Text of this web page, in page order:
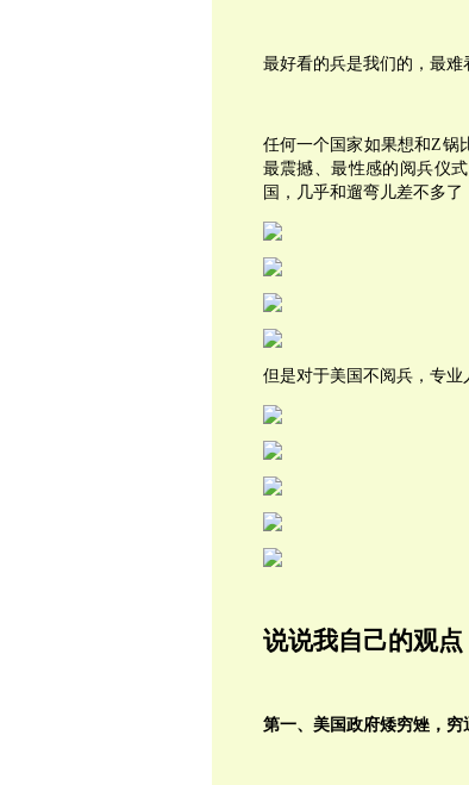
最好看的兵是我们的，最
任何一个国家如果想和Z锅
最震撼、最性感的阅兵仪
国，几乎和遛弯儿差不多了
但是对于美国不阅兵，专业
说说我自己的观
第一、美国政府矮穷矬，穷